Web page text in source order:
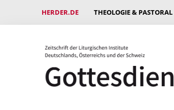
HERDER.DE THEOLOGIE & PASTORAL